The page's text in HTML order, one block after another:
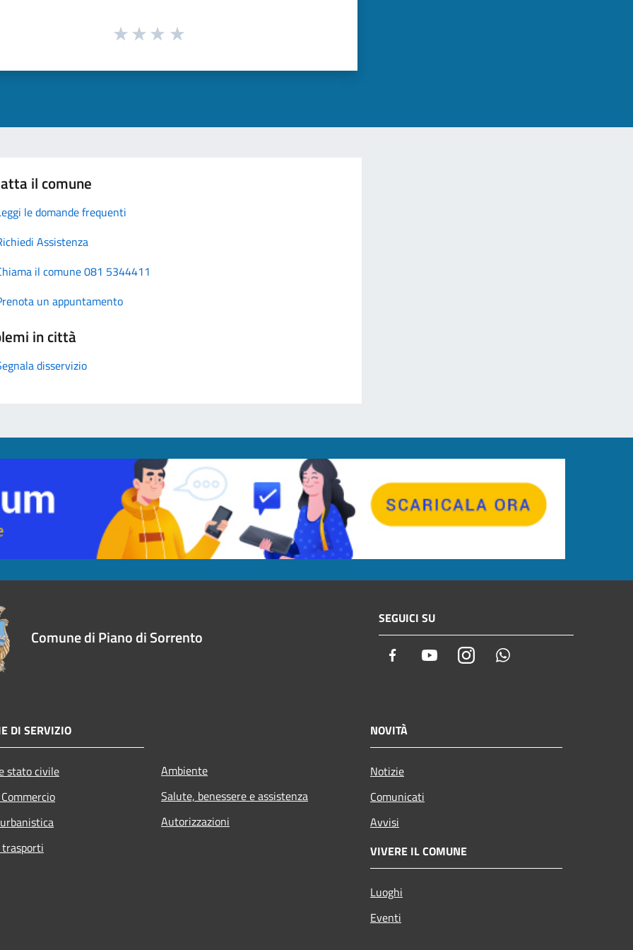
il comune
le domande frequenti
Assistenza
il comune 081 5344411
un appuntamento
in città
disservizio
Comune di Piano di Sorrento
SEGUICI SU
Facebook YoutubeInstagram
DI SERVIZIO
stato civile
Ambiente
Salute, benessere e assistenza
Autorizzazioni
NOVITÀ
Notizie
Comunicati
Avvisi
VIVERE IL COMUNE
Luoghi
Eventi